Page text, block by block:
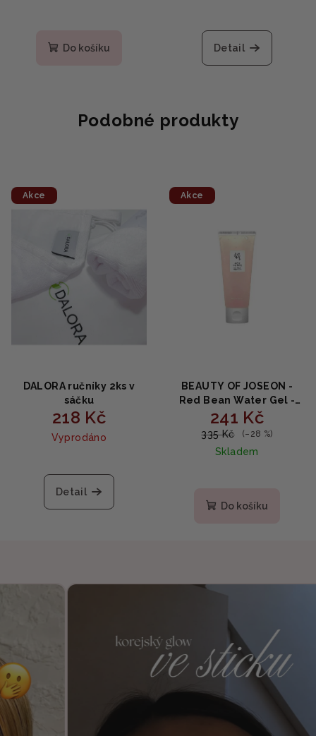
Do košíku Detail
Podobné produkty
Akce
DALORA ručníky 2ks v
sáčku
218 Kč
Vyprodáno
Detail
Akce
BEAUTY OF JOSEON -
Red Bean Water Gel -
Hydratační gel s
extraktem z červených
fazolí 100ml (EXPIRACE
19.11.2026)
241 Kč
335 Kč (–28 %)
Skladem
Do košíku